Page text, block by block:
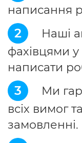
написання
2
Наші
фахівцями у
написати
3
Ми
всіх вимог
замовленні.